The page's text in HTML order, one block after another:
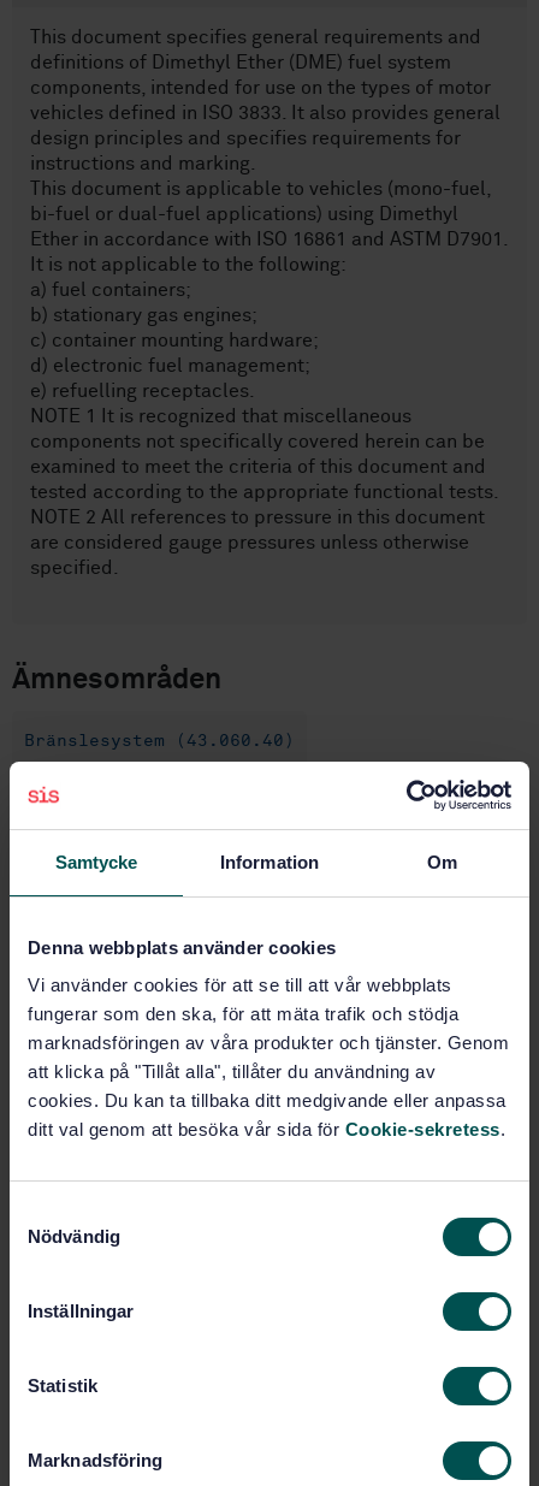
Samtycke Information Om
Denna webbplats använder cookies
Vi använder cookies för att se till att vår webbplats
fungerar som den ska, för att mäta trafik och stödja
marknadsföringen av våra produkter och tjänster. Genom
att klicka på "Tillåt alla", tillåter du användning av
cookies. Du kan ta tillbaka ditt medgivande eller anpassa
ditt val genom att besöka vår sida för Cookie-sekretess.
Nödvändig
Inställningar
Statistik
Marknadsföring
This document specifies general requirements and
definitions of Dimethyl Ether (DME) fuel system
components, intended for use on the types of motor
vehicles defined in ISO 3833. It also provides general
design principles and specifies requirements for
instructions and marking.
This document is applicable to vehicles (mono-fuel,
bi-fuel or dual-fuel applications) using Dimethyl
Ether in accordance with ISO 16861 and ASTM D7901.
It is not applicable to the following:
a) fuel containers;
b) stationary gas engines;
c) container mounting hardware;
d) electronic fuel management;
e) refuelling receptacles.
NOTE 1 It is recognized that miscellaneous
components not specifically covered herein can be
examined to meet the criteria of this document and
tested according to the appropriate functional tests.
NOTE 2 All references to pressure in this document
are considered gauge pressures unless otherwise
specified.
Ämnesområden
Bränslesystem (43.060.40)
Köp denna standard
Vägfordon - Komponenter i bränslesystem för
dimetyleter (DME) - Del 1: Allmänna krav och
definitioner (ISO 22760-1:2019, IDT)
Prenumerera på standarden - Läs mer
PDF
Fler alternativ
Produktinformation
Internationell titel:
Road vehicles - Dimethyl